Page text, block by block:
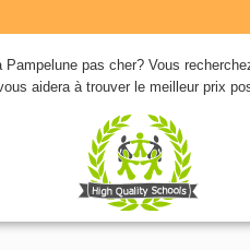
pas cher? Vous
aidera à trouver le meilleur prix